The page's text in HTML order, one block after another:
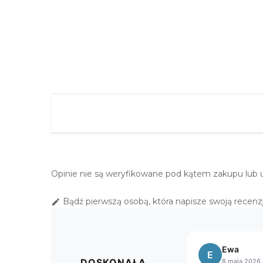
Opinie nie są weryfikowane pod kątem zakupu lub
 Bądź pierwszą osobą, która napisze swoją
8 kwietnia 2026
M Małgorzata
11 marca 2026